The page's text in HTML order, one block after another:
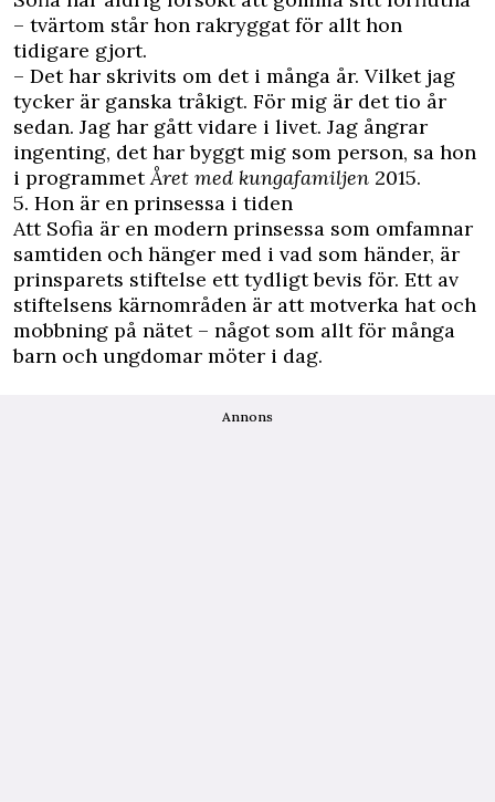
– tvärtom står hon rakryggat för allt hon
tidigare gjort.
– Det har skrivits om det i många år. Vilket jag
tycker är ganska tråkigt. För mig är det tio år
sedan. Jag har gått vidare i livet. Jag ångrar
ingenting, det har byggt mig som person, sa hon
i programmetÅret med kungafamiljen 2015.
5. Hon är en prinsessa i tiden
Att Sofia är en modern prinsessa som omfamnar
samtiden och hänger med i vad som händer, är
prinsparets stiftelse ett tydligt bevis för. Ett av
stiftelsens kärnområden är att motverka hat och
mobbning på nätet – något som allt för många
barn och ungdomar möter i dag.
Annons